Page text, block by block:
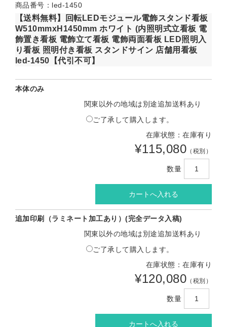
商品番号：led-1450
【送料無料】回転LEDモジュール電飾スタンド看板
W510mmxH1450mm ホワイト (内照明式立看板 電
飾置き看板 電飾立て看板 電飾両面看板 LED照明入
り看板 照明付き看板 スタンドサイン 店舗用看板
led-1450【代引不可】
本体のみ
関東以外の地域は別途追加送料あり
ご了承して購入します。
在庫状態：在庫有り
¥115,080 （税別）
数量
追加印刷（ラミネート加工あり）(完全データ入稿)
関東以外の地域は別途追加送料あり
ご了承して購入します。
在庫状態：在庫有り
¥120,080 （税別）
数量